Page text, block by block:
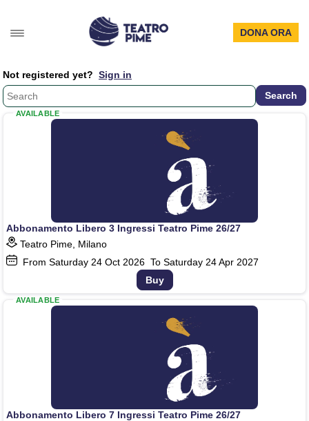
DONA ORA
Not registered yet? Sign in
Abbonamento Libero 3 Ingressi Teatro Pime 26/27
Teatro Pime, Milano
From Saturday 24 Oct 2026 To Saturday 24Apr 2027
AVAILABLE
Buy
Abbonamento Libero 7 Ingressi Teatro Pime 26/27
AVAILABLE